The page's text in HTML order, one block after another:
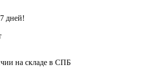
7 дней!
на складе в СПБ